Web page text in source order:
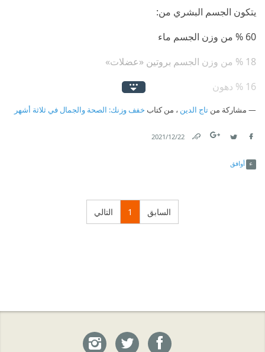
‫يتكون الجسم البشري من:
‫60 % من وزن الجسم ماء
‫18 % من وزن الجسم بروتين «عضلات»
‫16 % دهون
‫6 % مواد معدنية وأشياء أخرى مشاركة من تاج الدين ، من كتاب خفف وزنك: الصحة والجمال في ثلاثة أشهر
22‏/12‏/2021
أوافق
السابق 1 التالي